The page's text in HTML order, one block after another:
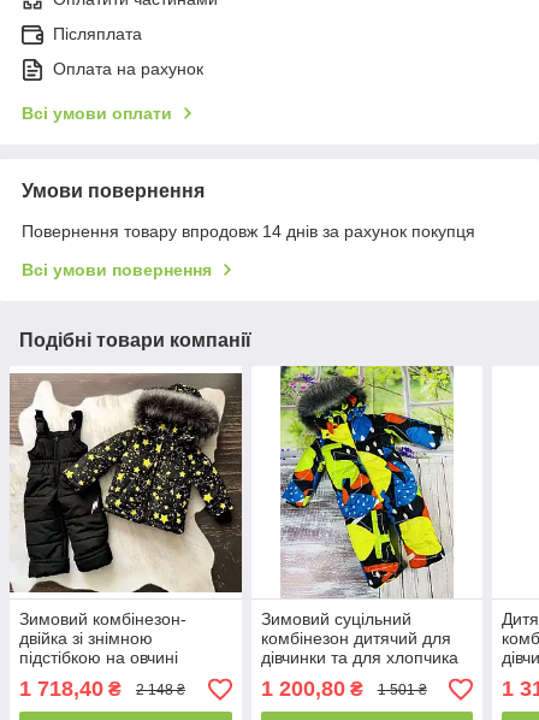
Післяплата
Оплата на рахунок
Всі умови оплати
Умови повернення
Повернення товару впродовж 14 днів за рахунок покупця
Всі умови повернення
Подібні товари компанії
Зимовий комбінезон-
двійка зі знімною
підстібкою на овчині
"Жовта зірка" (86/92, 92/98
і 98/104 см)
1 718,40 ₴ 2 148 ₴
Зимовий суцільний
комбінезон дитячий для
дівчинки та для хлопчика
Апельсини (розміри від 86
до 98 см)
1 200,80₴ 1 501 ₴ 1